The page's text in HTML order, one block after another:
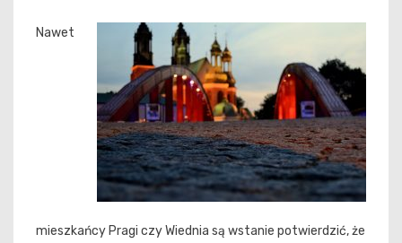
Nawet
mieszkańcy Pragi czy Wiednia są wstanie potwierdzić, że